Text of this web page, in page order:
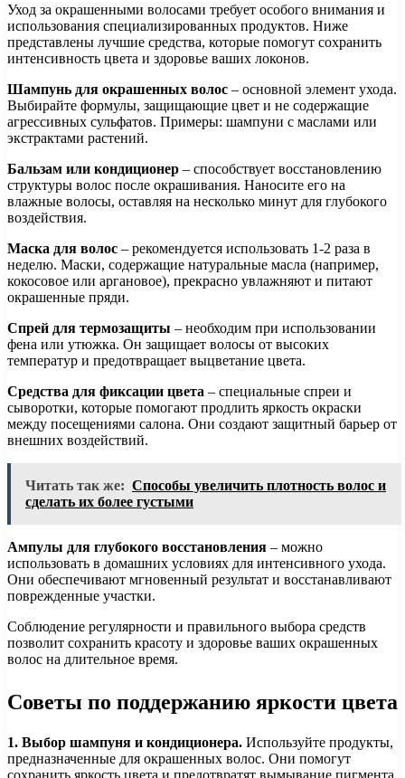
Уход за окрашенными волосами требует особого внимания и
использования специализированных продуктов. Ниже
представлены лучшие средства, которые помогут сохранить
интенсивность цвета и здоровье ваших локонов.
Шампунь для окрашенных волос – основной элемент ухода.
Выбирайте формулы, защищающие цвет и не содержащие
агрессивных сульфатов. Примеры: шампуни с маслами или
экстрактами растений.
Бальзам или кондиционер – способствует восстановлению
структуры волос после окрашивания. Наносите его на
влажные волосы, оставляя на несколько минут для глубокого
воздействия.
Маска для волос – рекомендуется использовать 1-2 раза в
неделю. Маски, содержащие натуральные масла (например,
кокосовое или аргановое), прекрасно увлажняют и питают
окрашенные пряди.
Спрей для термозащиты – необходим при использовании
фена или утюжка. Он защищает волосы от высоких
температур и предотвращает выцветание цвета.
Средства для фиксации цвета – специальные спреи и
сыворотки, которые помогают продлить яркость окраски
между посещениями салона. Они создают защитный барьер от
внешних воздействий.
Читать так же: Способы увеличить плотность волос и
сделать их более густыми
Ампулы для глубокого восстановления – можно
использовать в домашних условиях для интенсивного ухода.
Они обеспечивают мгновенный результат и восстанавливают
поврежденные участки.
Соблюдение регулярности и правильного выбора средств
позволит сохранить красоту и здоровье ваших окрашенных
волос на длительное время.
Советы по поддержанию яркости цвета
1. Выбор шампуня и кондиционера. Используйте продукты,
предназначенные для окрашенных волос. Они помогут